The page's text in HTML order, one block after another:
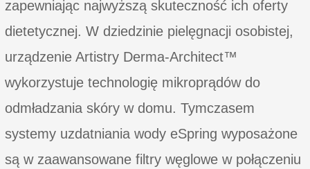
zapewniając najwyższą skuteczność ich oferty
dietetycznej. W dziedzinie pielęgnacji osobistej,
urządzenie Artistry Derma-Architect™
wykorzystuje technologię mikroprądów do
odmładzania skóry w domu. Tymczasem
systemy uzdatniania wody eSpring wyposażone
są w zaawansowane filtry węglowe w połączeniu